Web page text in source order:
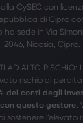
CySEC con
di Cipro
sede in Via
2046, Nicosia, Cipro.
AD ALTO
rischio di
dei conti degli
questo gestore
sostenere l’elevato